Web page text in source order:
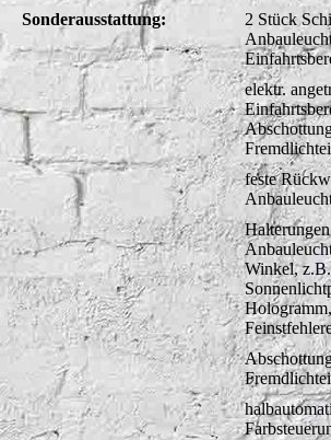
Sonderausstattung:
2 Stück
elektr.
feste
Winkel,